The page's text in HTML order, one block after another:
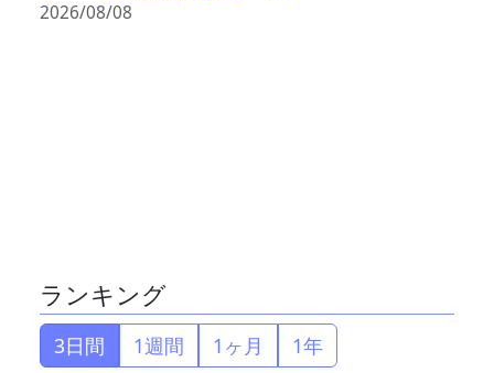
2026/08/08
ランキング
3日間 1週間 1ヶ月 1年